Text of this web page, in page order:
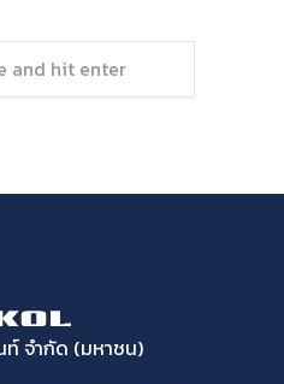
จำกัด (มหาชน)